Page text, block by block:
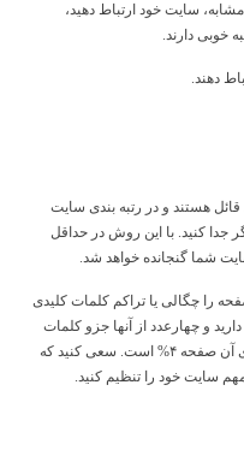
سایت خود ارتباط دهید،
خوبی دارند.
دهند.
هستند و در رتبه بندی سایت
جدا کنید. با این روش در حداقل
شما گنجانده خواهد شد.
را چگالی یا تراکم کلمات کلیدی
در یک صفحه دارید و چهارعدد از آنها جزو کلمات
کلیدی سایت شما هستند، چگالی کلمات کلیدی آن صفحه ۴% است. سعی کنید که